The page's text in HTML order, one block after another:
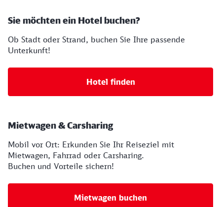
Sie möchten ein Hotel buchen?
Ob Stadt oder Strand, buchen Sie Ihre passende
Unterkunft!
Hotel finden
Mietwagen & Carsharing
Mobil vor Ort: Erkunden Sie Ihr Reiseziel mit
Mietwagen, Fahrrad oder Carsharing.
Buchen und Vorteile sichern!
Mietwagen buchen